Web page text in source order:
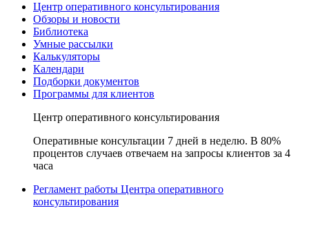
Центр оперативного консультирования
Обзоры и новости
Библиотека
Умные рассылки
Калькуляторы
Календари
Подборки документов
Программы для клиентов
Центр оперативного консультирования
Оперативные консультации 7 дней в неделю. В 80%
процентов случаев отвечаем на запросы клиентов за 4
часа
Регламент работы Центра оперативного
консультирования